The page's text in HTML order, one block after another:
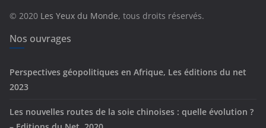
e
s
© 2020 Les Yeux du Monde, tous droits réservés.
Nos ouvrages
Perspectives géopolitiques en Afrique, Les éditions du net
2023
Les nouvelles routes de la soie chinoises : quelle évolution ?